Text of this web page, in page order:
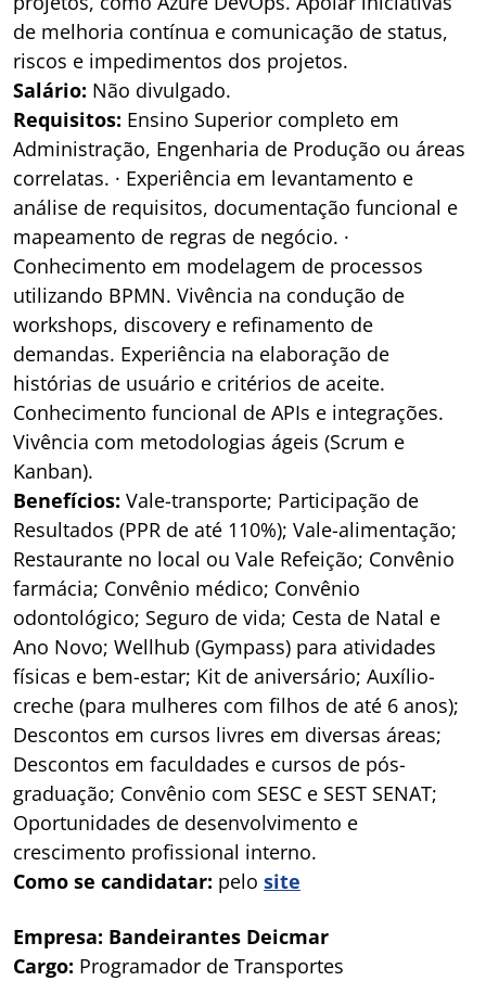
de melhoria contínua e comunicação de status,
riscos e impedimentos dos projetos.
Salário: Não divulgado.
Requisitos: Ensino Superior completo em
Administração, Engenharia de Produção ou áreas
correlatas. · Experiência em levantamento e
análise de requisitos, documentação funcional e
mapeamento de regras de negócio. ·
Conhecimento em modelagem de processos
utilizando BPMN. Vivência na condução de
workshops, discovery e refinamento de
demandas. Experiência na elaboração de
histórias de usuário e critérios de aceite.
Conhecimento funcional de APIs e integrações.
Vivência com metodologias ágeis (Scrum e
Kanban).
Benefícios: Vale-transporte; Participação de
Resultados (PPR de até 110%); Vale-alimentação;
Restaurante no local ou Vale Refeição; Convênio
farmácia; Convênio médico; Convênio
odontológico; Seguro de vida; Cesta de Natal e
Ano Novo; Wellhub (Gympass) para atividades
físicas e bem-estar; Kit de aniversário; Auxílio-
creche (para mulheres com filhos de até 6 anos);
Descontos em cursos livres em diversas áreas;
Descontos em faculdades e cursos de pós-
graduação; Convênio com SESC e SEST SENAT;
Oportunidades de desenvolvimento e
crescimento profissional interno.
Como se candidatar: pelo site
Empresa: Bandeirantes Deicmar
Cargo: Programador de Transportes